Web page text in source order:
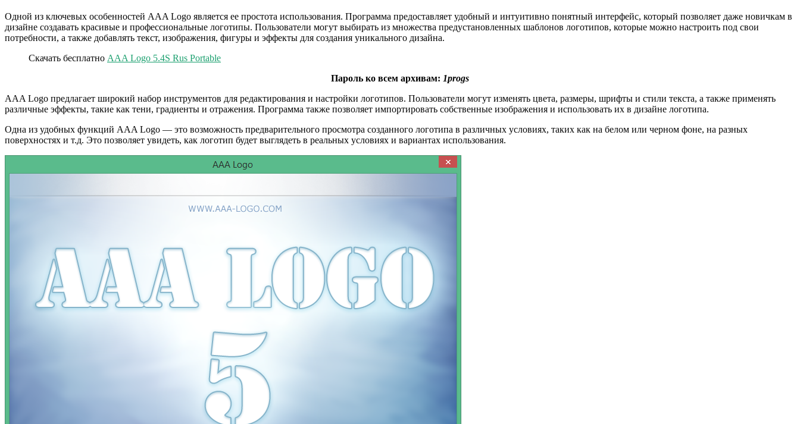
Одной из ключевых особенностей AAA Logo является ее простота использования. Программа предоставляет удобный и интуитивно понятный интерфейс, который позволяет даже новичкам в
дизайне создавать красивые и профессиональные логотипы. Пользователи могут выбирать из множества предустановленных шаблонов логотипов, которые можно настроить под свои
потребности, а также добавлять текст, изображения, фигуры и эффекты для создания уникального дизайна.
Скачать бесплатно AAA Logo 5.4S Rus Portable
Пароль ко всем архивам: 1progs
AAA Logo предлагает широкий набор инструментов для редактирования и настройки логотипов. Пользователи могут изменять цвета, размеры, шрифты и стили текста, а также применять
различные эффекты, такие как тени, градиенты и отражения. Программа также позволяет импортировать собственные изображения и использовать их в дизайне логотипа.
Одна из удобных функций AAA Logo — это возможность предварительного просмотра созданного логотипа в различных условиях, таких как на белом или черном фоне, на разных
поверхностях и т.д. Это позволяет увидеть, как логотип будет выглядеть в реальных условиях и вариантах использования.